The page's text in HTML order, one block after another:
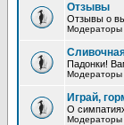
Отзывы
Отзывы о
Модераторы
Падонки!
Модераторы
Играй,
О
Модераторы